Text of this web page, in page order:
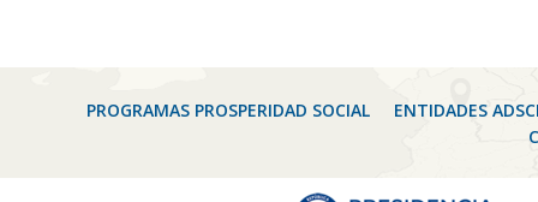
PROGRAMAS PROSPERIDAD SOCIAL
ENTIDADES